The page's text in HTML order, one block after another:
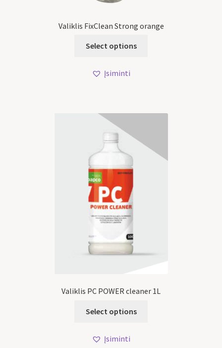
Valiklis FixClean Strong orange
Select options
Įsiminti
Valiklis PC POWER cleaner 1L
Select options
Įsiminti